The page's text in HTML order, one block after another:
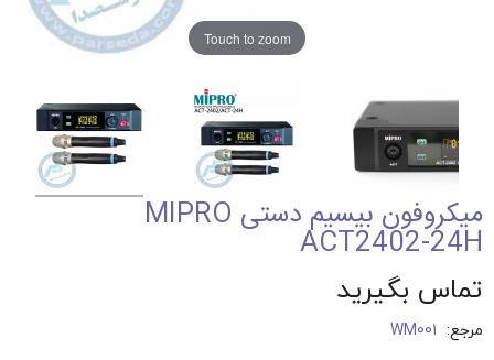
Touch to zoom
میکروفون بیسیم دستی MIPRO
ACT2402-24H
تماس بگیرید
مرجع: WM001